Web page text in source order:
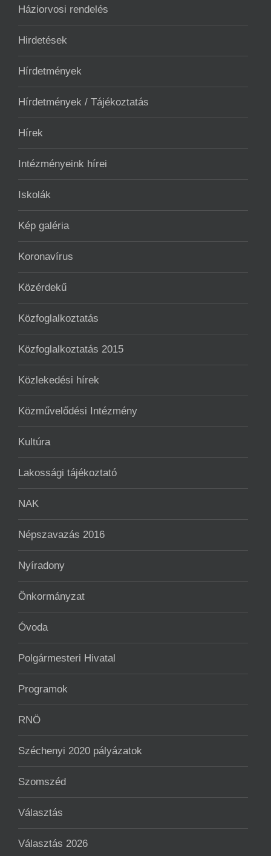
Háziorvosi rendelés
Hirdetések
Hírdetmények
Hírdetmények / Tájékoztatás
Hírek
Intézményeink hírei
Iskolák
Kép galéria
Koronavírus
Közérdekű
Közfoglalkoztatás
Közfoglalkoztatás 2015
Közlekedési hírek
Közművelődési Intézmény
Kultúra
Lakossági tájékoztató
NAK
Népszavazás 2016
Nyíradony
Önkormányzat
Óvoda
Polgármesteri Hivatal
Programok
RNÖ
Széchenyi 2020 pályázatok
Szomszéd
Választás
Választás 2026